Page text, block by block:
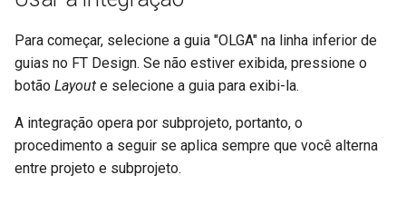
Para começar, selecione a guia "OLGA" na linha inferior de
guias no FT Design. Se não estiver exibida, pressione o
botão Layout e selecione a guia para exibi-la.
A integração opera por subprojeto, portanto, o
procedimento a seguir se aplica sempre que você alterna
entre projeto e subprojeto.